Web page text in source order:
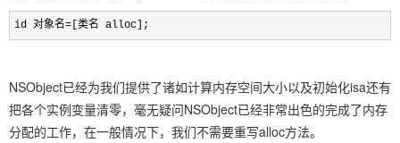
id 对象名=[类名 alloc];
NSObject已经为我们提供了诸如计算内存空间大小以及初始化isa还有
把各个实例变量清零，毫无疑问NSObject已经非常出色的完成了内存
分配的工作，在一般情况下，我们不需要重写alloc方法。